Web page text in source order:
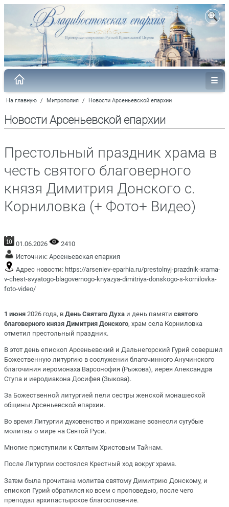
На главную / Митрополия / Новости Арсеньевской епархии
Новости Арсеньевской епархии
Престольный праздник храма в
честь святого благоверного
князя Димитрия Донского с.
Корниловка (+ Фото+ Видео)
01.06.2026
2410
Источник: Арсеньевская епархия
Адрес новости: https://arseniev-eparhia.ru/prestolnyj-prazdnik-xrama-
v-chest-svyatogo-blagovernogo-knyazya-dimitriya-donskogo-s-kornilovka-
foto-video/
1 июня 2026 года, в День Святаго Духа и день памяти святого
благоверного князя Димитрия Донского, храм села Корниловка
отметил престольный праздник.
В этот день епископ Арсеньевский и Дальнегорский Гурий совершил
Божественную литургию в сослужении благочинного Анучинского
благочиния иеромонаха Варсонофия (Рыжова), иерея Александра
Ступа и иеродиакона Досифея (Зыкова).
За Божественной литургией пели сестры женской монашеской
общины Арсеньевской епархии.
Во время Литургии духовенство и прихожане вознесли сугубые
молитвы о мире на Святой Руси.
Многие приступили к Святым Христовым Тайнам.
После Литургии состоялся Крестный ход вокруг храма.
Затем была прочитана молитва святому Димитрию Донскому, и
епископ Гурий обратился ко всем с проповедью, после чего
преподал архипастырское благословение.